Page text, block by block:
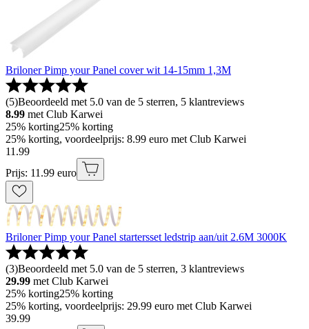
Briloner Pimp your Panel cover wit 14-15mm 1,3M
(5)Beoordeeld met 5.0 van de 5 sterren, 5 klantreviews
8.99 met Club Karwei
25% korting25% korting
25% korting, voordeelprijs: 8.99 euro met Club Karwei
11 .99
Prijs: 11.99 euro
Briloner Pimp your Panel startersset ledstrip aan/uit 2.6M 3000K
(3)Beoordeeld met 5.0 van de 5 sterren, 3 klantreviews
29.99 met Club Karwei
25% korting25% korting
25% korting, voordeelprijs: 29.99 euro met Club Karwei
39.99